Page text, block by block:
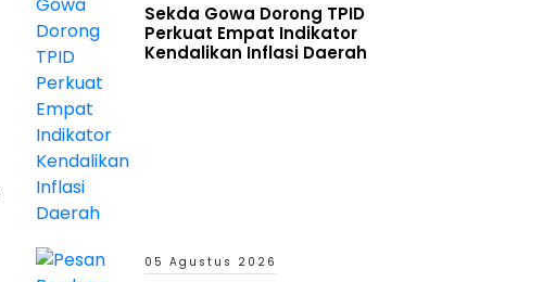
Sekda Gowa Dorong TPID
Perkuat Empat Indikator
Kendalikan Inflasi Daerah
05 Agustus 2026